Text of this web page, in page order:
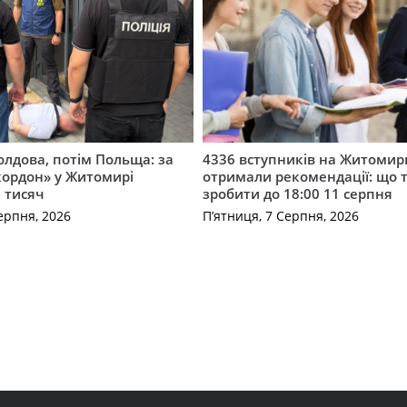
потім Польща: за
у Житомирі
2026
4336 вступників на
отримали рекомендації: що
зробити до 18:00 11 серпня
П’ятниця, 7 Серпня, 2026